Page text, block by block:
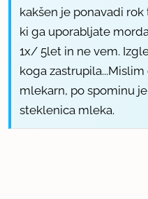
kakšen je ponavadi
ki ga uporabljate
1x/ 5let in ne vem.
koga
mlekarn, po spominu
steklenica mleka.